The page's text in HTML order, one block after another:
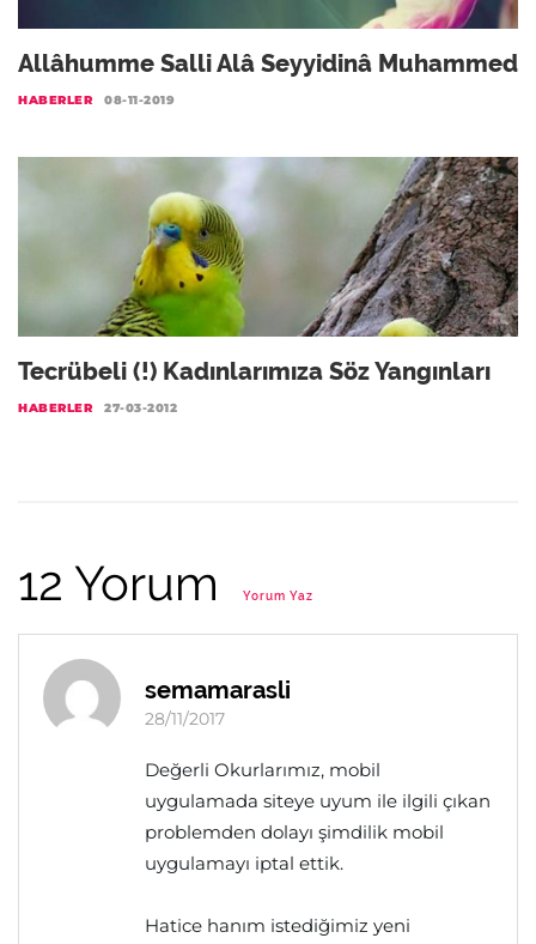
Allâhumme Salli Alâ Seyyidinâ Muhammed
HABERLER 08-11-2019
Tecrübeli (!) Kadınlarımıza Söz Yangınları
HABERLER 27-03-2012
12 Yorum Yorum Yaz
semamarasli
28/11/2017
Değerli Okurlarımız, mobil
uygulamada siteye uyum ile ilgili çıkan
problemden dolayı şimdilik mobil
uygulamayı iptal ettik.
Hatice hanım istediğimiz yeni